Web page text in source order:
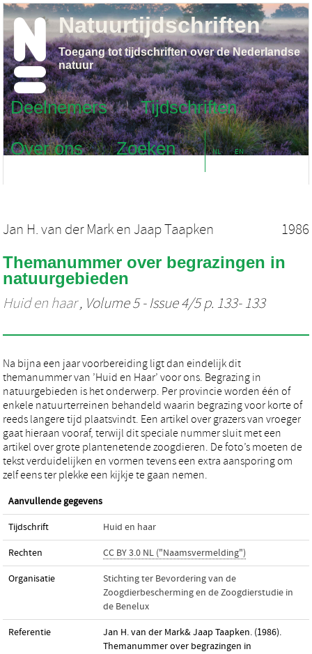
Deelnemers
Tijdschriften
Over ons
Zoeken NL EN
Natuurtijdschriften
Toegang tot tijdschriften over de Nederlandse
natuur
Jan H. van der Mark en Jaap Taapken 1986
Themanummer over begrazingen in
natuurgebieden
Huid en haar, Volume 5 - Issue 4/5 p. 133- 133
Na bijna een jaar voorbereiding ligt dan eindelijk dit
themanummer van ’Huid en Haar’ voor ons. Begrazing in
natuurgebieden is het onderwerp. Per provincie worden één of
enkele natuurterreinen behandeld waarin begrazing voor korte of
reeds langere tijd plaatsvindt. Een artikel over grazers van vroeger
gaat hieraan vooraf, terwijl dit speciale nummer sluit met een
artikel over grote plantenetende zoogdieren. De foto’s moeten de
tekst verduidelijken en vormen tevens een extra aansporing om
zelf eens ter plekke een kijkje te gaan nemen.
Aanvullende gegevens
Tijdschrift Huid en haar
Rechten CC BY 3.0 NL ("Naamsvermelding")
Organisatie
Stichting ter Bevordering van de
Zoogdierbescherming en de Zoogdierstudie in
de Benelux
Referentie
Jan H. van der Mark& Jaap Taapken. (1986).
Themanummer over begrazingen in